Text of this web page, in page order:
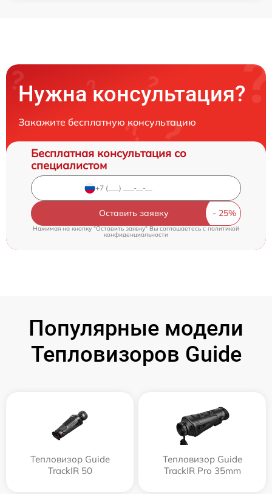
Нужна консультация?
Закажите бесплатную консультацию
Бесплатная консультация со
специалистом
Оставить заявку
Нажимая на кнопку "Оставить заявку" Вы соглашаетесь cполитикой
конфиденциальности
Популярные модели
Тепловизоров Guide
Тепловизор Guide
TrackIR 50
Тепловизор Guide
TrackIR Pro 35mm